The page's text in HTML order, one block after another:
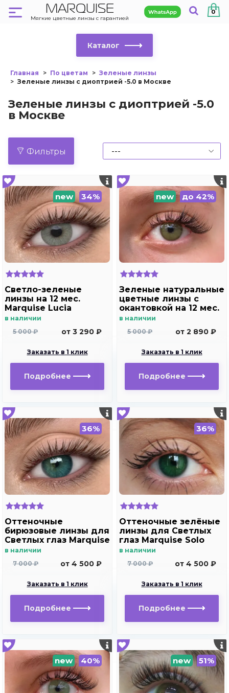
MARQUISE
Мягкие цветные линзы с гарантией
0
Каталог
Главная По цветам
Зеленые линзы
Зеленые линзы с диоптрией -5.0 в Москве
Зеленые линзы с диоптрией -5.0
в Москве
Фильтры
new 34%
Светло-зеленые
линзы на 12 мес.
Marquise Lucia
Copacabana
в наличии
5 000 ₽
от 3 290 ₽
Заказать в 1 клик
Подробнее
new до 42%
Зеленые натуральные
цветные линзы c
окантовкой на 12 мес.
Marquise essvase
в наличии
5 000 ₽
от 2 890 ₽
Заказать в 1 клик
Подробнее
36%
Оттеночные
бирюзовые линзы для
Светлых глаз Marquise
solo aqua для
близорукости
в наличии
7 000 ₽
от 4 500 ₽
Заказать в 1 клик
Подробнее
36%
Оттеночные зелёные
линзы для Светлых
глаз Marquise Solo
green( зеленые ) /
в наличии
7 000 ₽
от 4 500 ₽
Заказать в 1 клик
Подробнее
new 40% new 51%